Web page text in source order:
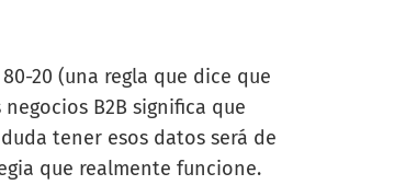
20 (una regla que dice que
B2B significa que
tener esos datos será de
que realmente funcione.